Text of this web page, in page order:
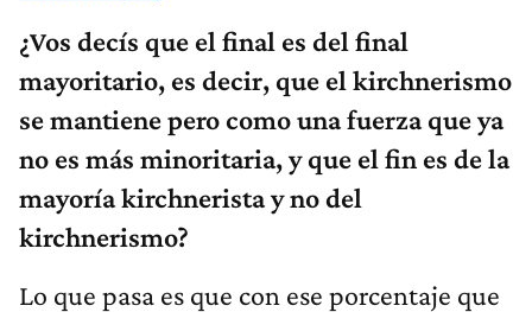
¿Vos decís que el final es del final
mayoritario, es decir, que el kirchnerismo
se mantiene pero como una fuerza que ya
no es más minoritaria, y que el fin es de la
mayoría kirchnerista y no del
kirchnerismo?
Lo que pasa es que con ese porcentaje que